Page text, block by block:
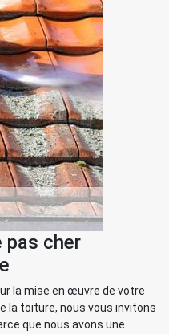
pas cher
la mise en œuvre de votre
la toiture, nous vous invitons
que nous avons une